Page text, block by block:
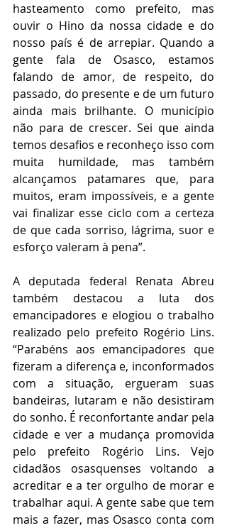
hasteamento como prefeito, mas
ouvir o Hino da nossa cidade e do
nosso país é de arrepiar. Quando a
gente fala de Osasco, estamos
falando de amor, de respeito, do
passado, do presente e de um futuro
ainda mais brilhante. O município
não para de crescer. Sei que ainda
temos desafios e reconheço isso com
muita humildade, mas também
alcançamos patamares que, para
muitos, eram impossíveis, e a gente
vai finalizar esse ciclo com a certeza
de que cada sorriso, lágrima, suor e
esforço valeram à pena”.
A deputada federal Renata Abreu
também destacou a luta dos
emancipadores e elogiou o trabalho
realizado pelo prefeito Rogério Lins.
“Parabéns aos emancipadores que
fizeram a diferença e, inconformados
com a situação, ergueram suas
bandeiras, lutaram e não desistiram
do sonho. É reconfortante andar pela
cidade e ver a mudança promovida
pelo prefeito Rogério Lins. Vejo
cidadãos osasquenses voltando a
acreditar e a ter orgulho de morar e
trabalhar aqui. A gente sabe que tem
mais a fazer, mas Osasco conta com